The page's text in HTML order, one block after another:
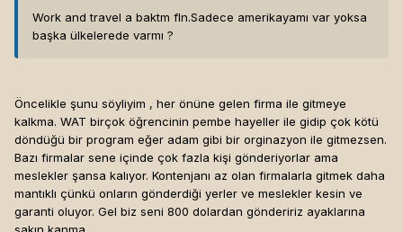
Work and travel a baktm fln.Sadece amerikayamı var yoksa
başka ülkelerede varmı ?
Öncelikle şunu söyliyim , her önüne gelen firma ile gitmeye
kalkma. WAT birçok öğrencinin pembe hayeller ile gidip çok kötü
döndüğü bir program eğer adam gibi bir orginazyon ile gitmezsen.
Bazı firmalar sene içinde çok fazla kişi gönderiyorlar ama
meslekler şansa kalıyor. Kontenjanı az olan firmalarla gitmek daha
mantıklı çünkü onların gönderdiği yerler ve meslekler kesin ve
garanti oluyor. Gel biz seni 800 dolardan göndeririz ayaklarına